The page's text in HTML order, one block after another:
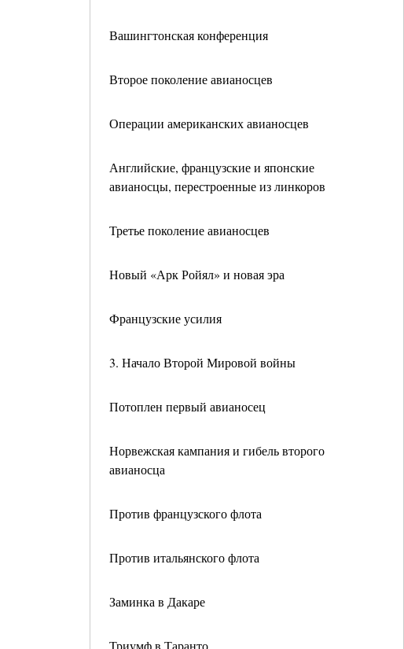
Вашингтонская конференция
Второе поколение авианосцев
Операции американских авианосцев
Английские, французские и японские
авианосцы, перестроенные из линкоров
Третье поколение авианосцев
Новый «Арк Ройял» и новая эра
Французские усилия
3. Начало Второй Мировой войны
Потоплен первый авианосец
Норвежская кампания и гибель второго
авианосца
Против французского флота
Против итальянского флота
Заминка в Дакаре
Триумф в Таранто